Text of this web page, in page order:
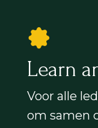
Learn
Voor alle
om samen